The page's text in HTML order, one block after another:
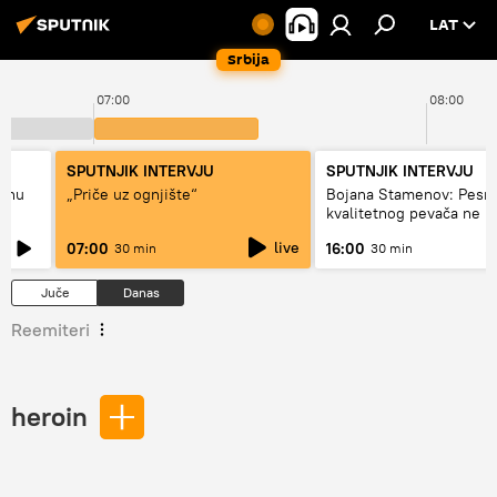
Srbija
LAT
07:00 08:00
SPUTNJIK INTERVJU
„Priče uz ognjište“
07:00 30 min live
SPUTNJIK INTERVJU
Bojana Stamenov:
kvalitetnog pevača ne
16:00 30 min
Juče Danas
Reemiteri
heroin